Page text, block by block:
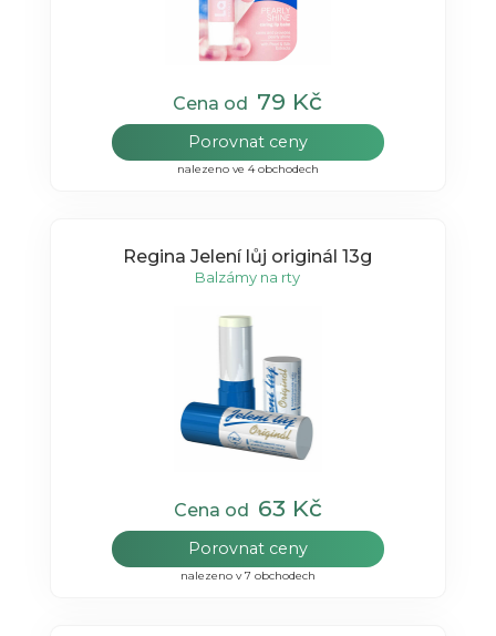
Cena od 79 Kč
Porovnat ceny
nalezeno ve 4 obchodech
Regina Jelení lůj originál 13g
Balzámy na rty
Cena od 63 Kč
Porovnat ceny
nalezeno v 7 obchodech